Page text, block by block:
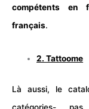
compétents en
français.
2.Tattoome
Là aussi, le
catégories-